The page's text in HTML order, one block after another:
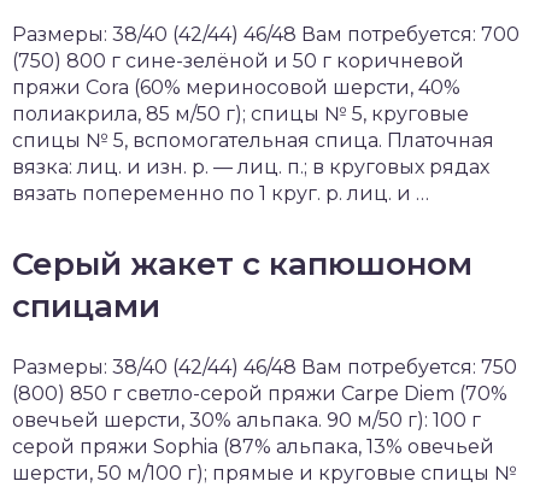
Размеры: 38/40 (42/44) 46/48 Вам потребуется: 700
(750) 800 г си­не-зелёной и 50 г коричневой
пряжи Cora (60% мериносовой шерсти, 40%
полиакрила, 85 м/50 г); спицы № 5, круговые
спицы № 5, вспомогатель­ная спица. Платочная
вязка: лиц. и изн. р. — лиц. п.; в круговых рядах
вязать попере­менно по 1 круг. р. лиц. и …
Серый жакет с капюшоном
спицами
Размеры: 38/40 (42/44) 46/48 Вам потребуется: 750
(800) 850 г светло-серой пряжи Carpe Diem (70%
овечьей шерсти, 30% альпака. 90 м/50 г): 100 г
серой пряжи Sophia (87% альпака, 13% овечьей
шерсти, 50 м/100 г); прямые и круговые спицы №